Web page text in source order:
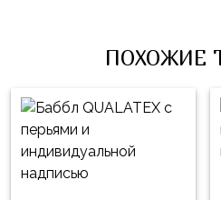
ПОХОЖИЕ
с
декором
Большие
шары
Лунтик
Чебурашка
Черепашки-